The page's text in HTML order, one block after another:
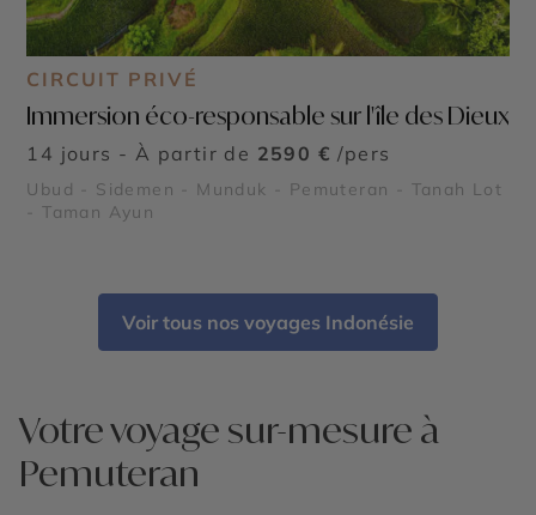
CIRCUIT PRIVÉ
Immersion éco-responsable sur l'île des Dieux
14 jours - À partir de 2590 € /pers
Ubud - Sidemen - Munduk - Pemuteran - Tanah Lot
- Taman Ayun
Voir tous nos voyages Indonésie
Votre voyage sur-mesure à
Pemuteran